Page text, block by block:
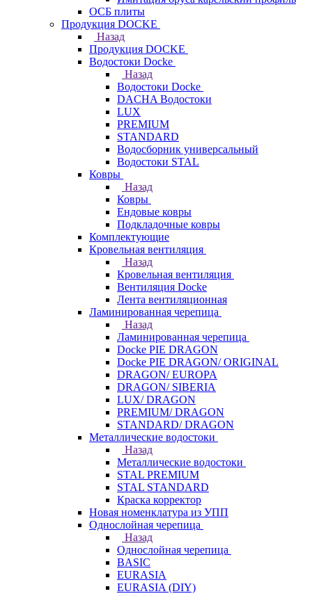
ОСБ плиты
Продукция DOCKE
Назад
Продукция DOCKE
Водостоки Docke
Назад
Водостоки Docke
DACHA Водостоки
LUX
PREMIUM
STANDARD
Водосборник универсальный
Водостоки STAL
Ковры
Назад
Ковры
Ендовые ковры
Подкладочные ковры
Комплектующие
Кровельная вентиляция
Назад
Кровельная вентиляция
Вентиляция Docke
Лента вентиляционная
Ламинированная черепица
Назад
Ламинированная черепица
Docke PIE DRAGON
Docke PIE DRAGON/ ORIGINAL
DRAGON/ EUROPA
DRAGON/ SIBERIA
LUX/ DRAGON
PREMIUM/ DRAGON
STANDARD/ DRAGON
Металлические водостоки
Назад
Металлические водостоки
STAL PREMIUM
STAL STANDARD
Краска корректор
Новая номенклатура из УПП
Однослойная черепица
Назад
Однослойная черепица
BASIC
EURASIA
EURASIA (DIY)